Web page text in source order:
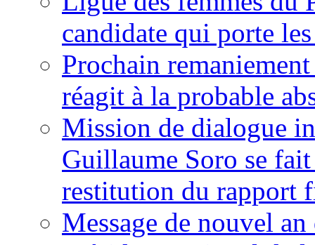
candidate qui porte
Prochain
réagit à la probable
Mission de dialogue
Guillaume Soro se
restitution du rapport
Message de nouvel